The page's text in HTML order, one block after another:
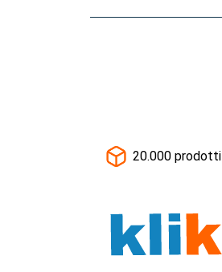
20.000 prodotti